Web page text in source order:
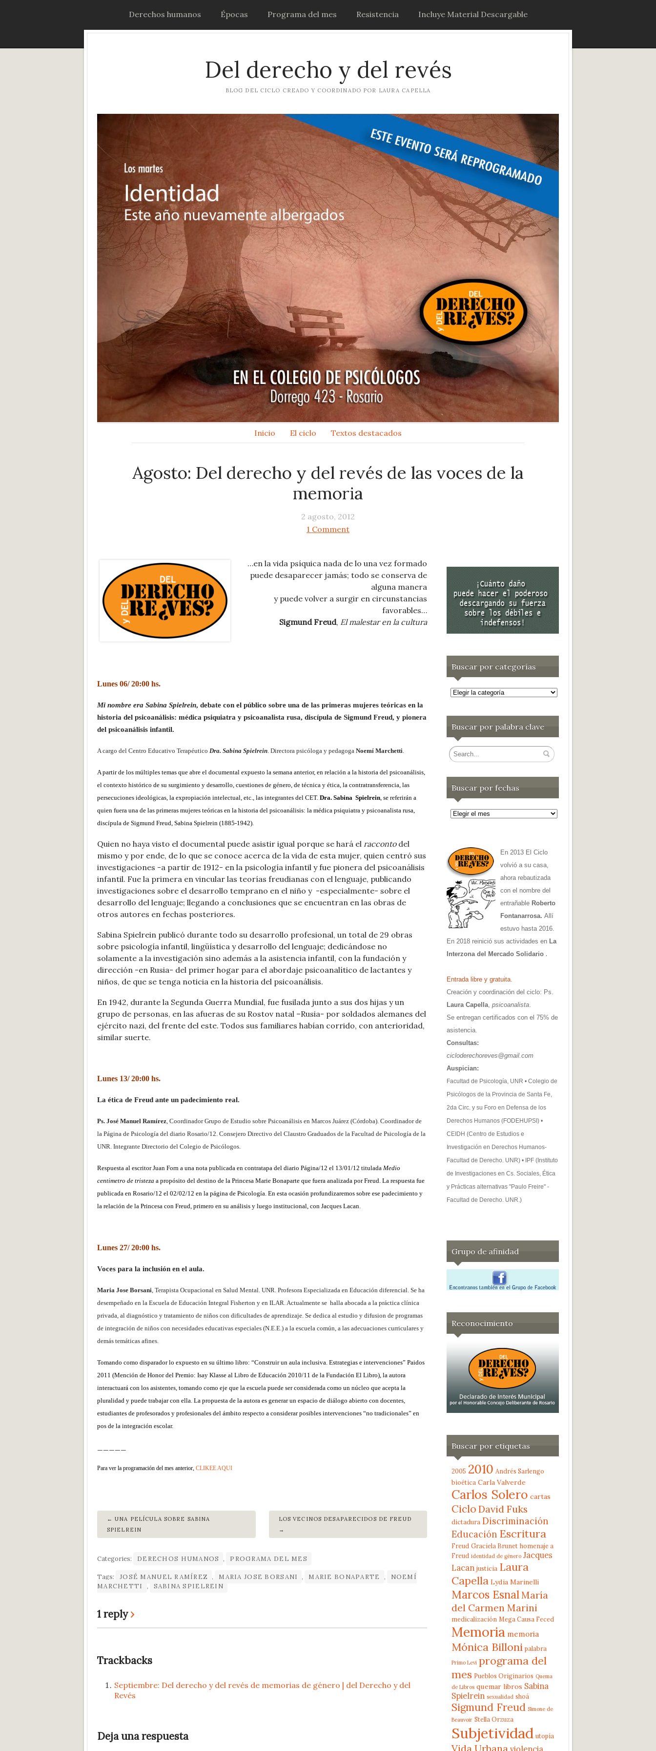
Derechos humanos Épocas Programa del mes Resistencia Incluye Material Descargable
Del derecho y del revés
BLOG DEL CICLO CREADO Y COORDINADO POR LAURA CAPELLA
Inicio El ciclo Textos destacados
Agosto: Del derecho y del revés de las voces de la
memoria
2 agosto, 2012
1 Comment
…en la vida psíquica nada de lo una vez formado
puede desaparecer jamás; todo se conserva de
alguna manera
y puede volver a surgir en circunstancias
favorables…
Sigmund Freud, El malestar en la cultura
Lunes 06/ 20:00 hs.
Mi nombre era Sabina Spielrein, debate con el público sobre una de las primeras mujeres teóricas en la
historia del psicoanálisis: médica psiquiatra y psicoanalista rusa, discípula de Sigmund Freud, y pionera
del psicoanálisis infantil.
A cargo del Centro Educativo Terapéutico Dra. Sabina Spielrein. Directora psicóloga y pedagoga Noemí Marchetti.
A partir de los múltiples temas que abre el documental expuesto la semana anterior, en relación a la historia del psicoanálisis,
el contexto histórico de su surgimiento y desarrollo, cuestiones de género, de técnica y ética, la contratransferencia, las
persecuciones ideológicas, la expropiación intelectual, etc., las integrantes del CET. Dra. Sabina Spielrein, se referirán a
quien fuera una de las primeras mujeres teóricas en la historia del psicoanálisis: la médica psiquiatra y psicoanalista rusa,
discípula de Sigmund Freud, Sabina Spielrein (1885-1942).
Quien no haya visto el documental puede asistir igual porque se hará el raccontodel
mismo y por ende, de lo que se conoce acerca de la vida de esta mujer, quien centró sus
investigaciones -a partir de 1912- en la psicología infantil y fue pionera del psicoanálisis
infantil. Fue la primera en vincular las teorías freudianas con el lenguaje, publicando
investigaciones sobre el desarrollo temprano en el niño y -especialmente- sobre el
desarrollo del lenguaje; llegando a conclusiones que se encuentran en las obras de
otros autores en fechas posteriores.
Sabina Spielrein publicó durante todo su desarrollo profesional, un total de 29 obras
sobre psicología infantil, lingüística y desarrollo del lenguaje; dedicándose no
solamente a la investigación sino además a la asistencia infantil, con la fundación y
dirección -en Rusia- del primer hogar para el abordaje psicoanalítico de lactantes y
niños, de que se tenga noticia en la historia del psicoanálisis.
En 1942, durante la Segunda Guerra Mundial, fue fusilada junto a sus dos hijas y un
grupo de personas, en las afueras de su Rostov natal –Rusia- por soldados alemanes del
ejército nazi, del frente del este. Todos sus familiares habían corrido, con anterioridad,
similar suerte.
Lunes 13/ 20:00 hs.
La ética de Freud ante un padecimiento real.
Ps. José Manuel Ramírez, Coordinador Grupo de Estudio sobre Psicoanálisis en Marcos Juárez (Córdoba). Coordinador de
la Página de Psicología del diario Rosario/12. Consejero Directivo del Claustro Graduados de la Facultad de Psicología de la
UNR. Integrante Directorio del Colegio de Psicólogos.
Respuesta al escritor Juan Forn a una nota publicada en contratapa del diario Página/12 el 13/01/12 titulada Medio
centimetro de tristeza a propósito del destino de la Princesa Marie Bonaparte que fuera analizada por Freud. La respuesta fue
publicada en Rosario/12 el 02/02/12 en la página de Psicología. En esta ocasión profundizaremos sobre ese padecimiento y
la relación de la Princesa con Freud, primero en su análisis y luego institucional, con Jacques Lacan.
Lunes 27/ 20:00 hs.
Voces para la inclusión en el aula.
Maria Jose Borsani, Terapista Ocupacional en Salud Mental. UNR. Profesora Especializada en Educación diferencial. Se ha
desempeñado en la Escuela de Educación Integral Fisherton y en ILAR. Actualmente se halla abocada a la práctica clínica
privada, al diagnóstico y tratamiento de niños con dificultades de aprendizaje. Se dedica al estudio y difusion de programas
de integración de niños con necesidades educativas especiales (N.E.E.) a la escuela común, a las adecuaciones curriculares y
demás temáticas afines.
Tomando como disparador lo expuesto en su último libro: “Construir un aula inclusiva. Estrategias e intervenciones” Paidos
2011 (Mención de Honor del Premio: Isay Klasse al Libro de Educación 2010/11 de la Fundación El Libro), la autora
interactuará con los asistentes, tomando como eje que la escuela puede ser considerada como un núcleo que acepta la
pluralidad y puede trabajar con ella. La propuesta de la autora es generar un espacio de diálogo abierto con docentes,
estudiantes de profesorados y profesionales del ámbito respecto a considerar posibles intervenciones “no tradicionales” en
pos de la integración escolar.
Para ver la programación del mes anterior, CLIKEE AQUI
UNA PELÍCULA SOBRE SABINA
SPIELREIN
LOS VECINOS DESAPARECIDOS DE FREUD
Categories: DERECHOS HUMANOS , PROGRAMA DEL MES
Tags: JOSÉ MANUEL RAMÍREZ , MARIA JOSE BORSANI , MARIE BONAPARTE ,
NOEMÍ
MARCHETTI
, SABINA SPIELREIN
1 reply›
Trackbacks
Septiembre: Del derecho y del revés de memorias de género | del Derecho y del
Revés
Deja una respuesta
Buscar por categorías
Buscar
por
Buscar por palabra clave
Buscar por fechas
Buscar
por
En 2013 El Ciclo
volvió a su casa,
ahora rebautizada
con el nombre del
entrañable Roberto
Fontanarrosa. Allí
estuvo hasta 2016.
En 2018 reinició sus actividades en La
Interzona del Mercado Solidario .
Entrada libre y gratuita.
Creación y coordinación del ciclo: Ps.
Laura Capella psicoanalista
Se entregan certificados con el 75% de
asistencia.
Consultas:
cicloderechoreves@gmail.com
Auspician:
Facultad de Psicología, UNR • Colegio de
Psicólogos de la Provincia de Santa Fe,
2da Circ. y su Foro en Defensa de los
Derechos Humanos (FODEHUPSI) •
CEIDH (Centro de Estudios e
Investigación en Derechos Humanos-
Facultad de Derecho. UNR) • IPF (Instituto
de Investigaciones en Cs. Sociales, Ética
y Prácticas alternativas "Paulo Freire" -
Facultad de Derecho. UNR.)
Grupo de afinidad
Reconocimiento
Buscar por etiquetas
2005 2010 Andrés Sarlengo
bioética Carla Valverde
Carlos Solero cartas
Ciclo David Fuks
dictadura Discriminación
Educación Escritura
Freud Graciela Brunet homenaje a
Freud identidad de género Jacques
Lacan justicia Laura
Capella Lydia Marinelli
Marcos EsnalMaría
del Carmen Marini
medicalización Mega Causa Feced
Memoria memoria
Mónica Billoni palabra
Primo Levi programa del
mes Pueblos Originarios Quema
de Libros quemar libros Sabina
Spielrein sexualidad shoá
Sigmund Freud Simone de
Beauvoir Stella Orzuza
Subjetividad utopía
Vida Urbana